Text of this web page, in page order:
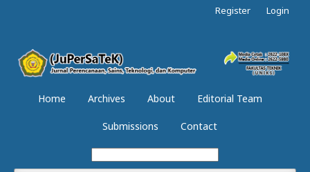
Home Archives About Editorial Team
Submissions Contact
Register Login